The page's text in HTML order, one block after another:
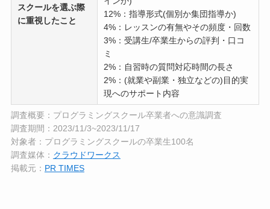
スクールを選ぶ際
に重視したこと
12%：指導形式(個別か集団指導か)
4%：レッスンの有無やその頻度・回数
3%：受講生/卒業生からの評判・口コ
ミ
2%：自習時の質問対応時間の長さ
2%：(就業や副業・独立などの)目的実
現へのサポート内容
調査概要：プログラミングスクール卒業者への意識調査
調査期間：2023/11/3~2023/11/17
対象者：プログラミングスクールの卒業生100名
調査媒体： クラウドワークス
掲載元： PR TIMES